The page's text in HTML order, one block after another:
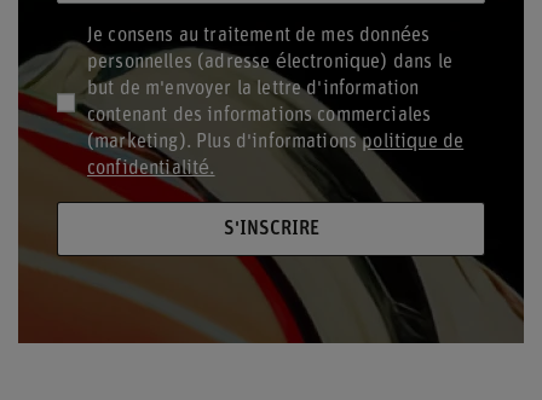
Je consens au traitement de mes données
personnelles (adresse électronique) dans le
but de m'envoyer la lettre d'information
contenant des informations commerciales
(marketing). Plus d'informationspolitique de
confidentialité.
S'INSCRIRE